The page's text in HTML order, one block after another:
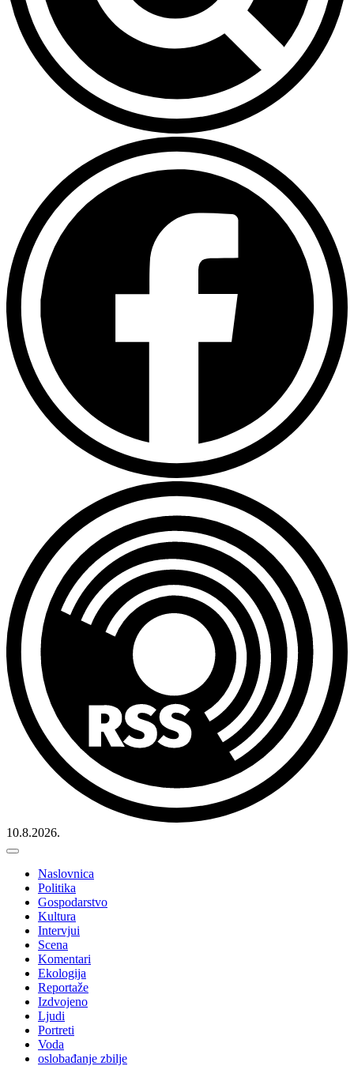
10.8.2026.
Naslovnica
Politika
Gospodarstvo
Kultura
Intervjui
Scena
Komentari
Ekologija
Reportaže
Izdvojeno
Ljudi
Portreti
Voda
oslobađanje zbilje